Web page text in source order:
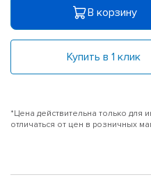
В корзину
Купить в 1 клик
*Цена действительна только для
отличаться от цен в розничных